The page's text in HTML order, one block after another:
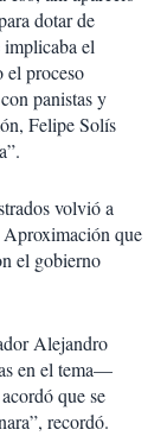
dotar de
el
el proceso
panistas y
Felipe Solís
volvió a
Aproximación que
el gobierno
Alejandro
en el tema—
que se
recordó.